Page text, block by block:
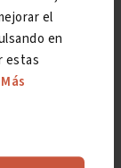
el
en
estas
Más